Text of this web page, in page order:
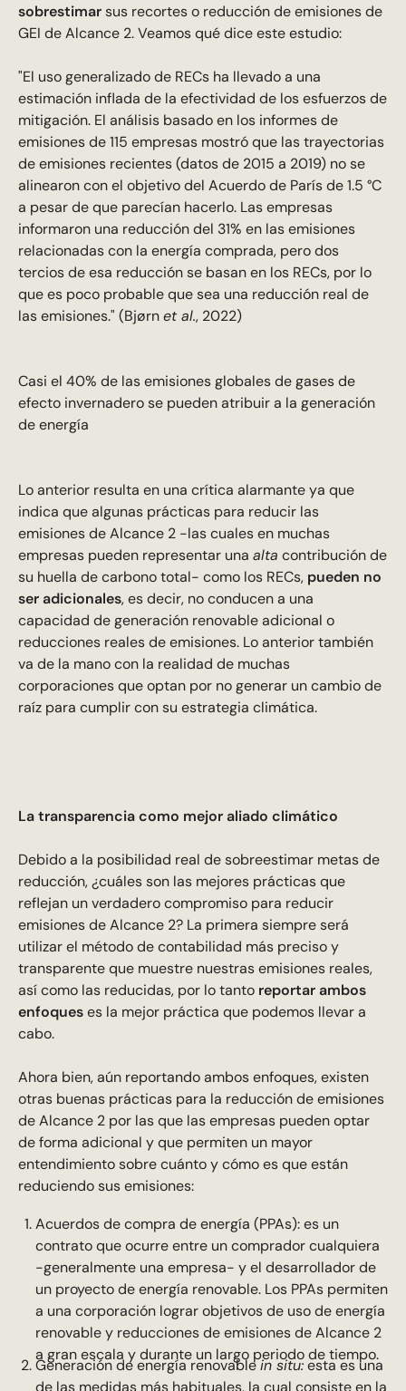
sobrestimarsus recortes o reducción de emisiones de
GEI de Alcance 2. Veamos qué dice este estudio:
"El uso generalizado de RECs ha llevado a una
estimación inflada de la efectividad de los esfuerzos de
mitigación. El análisis basado en los informes de
emisiones de 115 empresas mostró que las trayectorias
de emisiones recientes (datos de 2015 a 2019) no se
alinearon con el objetivo del Acuerdo de París de 1.5 °C
a pesar de que parecían hacerlo. Las empresas
informaron una reducción del 31% en las emisiones
relacionadas con la energía comprada, pero dos
tercios de esa reducción se basan en los RECs, por lo
que es poco probable que sea una reducción real de
las emisiones." (Bjørnet al., 2022)
Casi el 40% de las emisiones globales de gases de
efecto invernadero se pueden atribuir a la generación
de energía
Lo anterior resulta en una crítica alarmante ya que
indica que algunas prácticas para reducir las
emisiones de Alcance 2 -las cuales en muchas
empresas pueden representar una alta contribución de
su huella de carbono total- como los RECs, pueden no
ser adicionales, es decir, no conducen a una
capacidad de generación renovable adicional o
reducciones reales de emisiones. Lo anterior también
va de la mano con la realidad de muchas
corporaciones que optan por no generar un cambio de
raíz para cumplir con su estrategia climática.
La transparencia como mejor aliado climático
Debido a la posibilidad real de sobreestimar metas de
reducción, ¿cuáles son las mejores prácticas que
reflejan un verdadero compromiso para reducir
emisiones de Alcance 2? La primera siempre será
utilizar el método de contabilidad más preciso y
transparente que muestre nuestras emisiones reales,
así como las reducidas, por lo tanto reportar ambos
enfoqueses la mejor práctica que podemos llevar a
cabo.
Ahora bien, aún reportando ambos enfoques, existen
otras buenas prácticas para la reducción de emisiones
de Alcance 2 por las que las empresas pueden optar
de forma adicional y que permiten un mayor
entendimiento sobre cuánto y cómo es que están
reduciendo sus emisiones:
Acuerdos de compra de energía (PPAs): es un
contrato que ocurre entre un comprador cualquiera
-generalmente una empresa- y el desarrollador de
un proyecto de energía renovable. Los PPAs permiten
a una corporación lograr objetivos de uso de energía
renovable y reducciones de emisiones de Alcance 2
a gran escala y durante un largo periodo de tiempo.
Generación de energía renovablein situ:esta es una
de las medidas más habituales, la cual consiste en la